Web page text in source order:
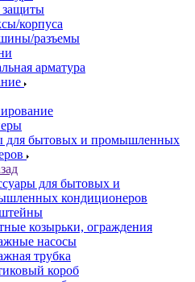
защиты
корпуса
разъемы
арматура
для бытовых и промышленных
для бытовых и
кондиционеров
козырьки, ограждения
насосы
трубка
короб